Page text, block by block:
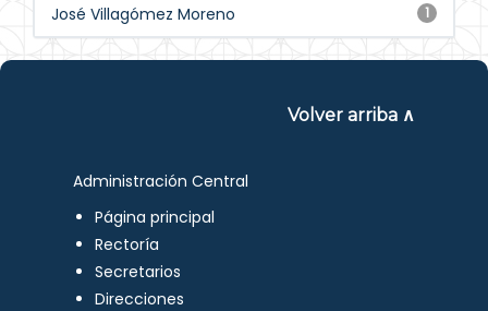
1
José Villagómez Moreno
Volver arriba ∧
Administración Central
Página principal
Rectoría
Secretarios
Direcciones